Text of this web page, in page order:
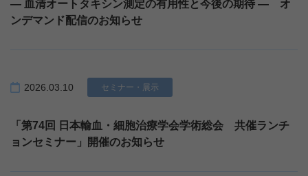
― 血清オートタキシン測定の有用性と今後の期待 ― オ
ンデマンド配信のお知らせ
2026.03.10 セミナー・展示
「第74回 日本輸血・細胞治療学会学術総会 共催ランチ
ョンセミナー」開催のお知らせ